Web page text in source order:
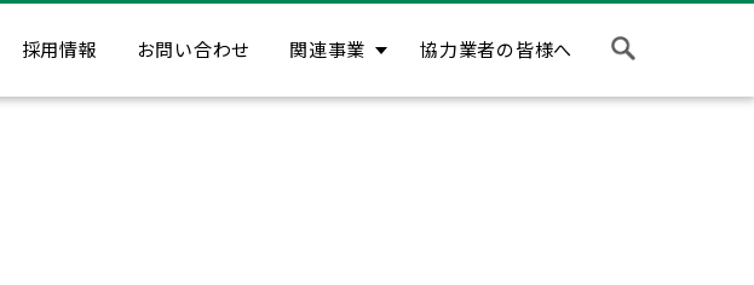
採用情報 お問い合わせ 関連事業 協力業者の皆様へ